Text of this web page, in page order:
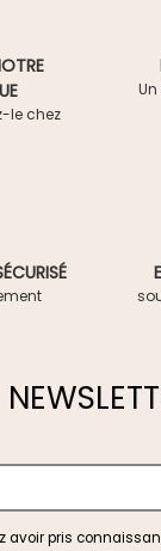
le chez
avoir pris